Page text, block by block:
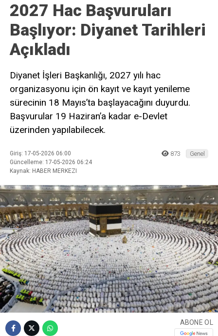
2027 Hac Başvuruları
Başlıyor: Diyanet Tarihleri
Açıkladı
Diyanet İşleri Başkanlığı, 2027 yılı hac
organizasyonu için ön kayıt ve kayıt yenileme
sürecinin 18 Mayıs’ta başlayacağını duyurdu.
Başvurular 19 Haziran’a kadar e-Devlet
üzerinden yapılabilecek.
Giriş: 17-05-2026 06:00
Güncelleme: 17-05-2026 06:24
Kaynak: HABER MERKEZI
873 Genel
ABONE OL